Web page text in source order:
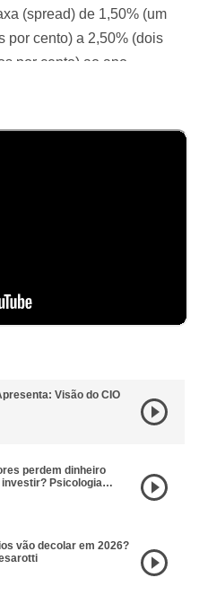
(spread) de 1,50% (um
por cento) a 2,50% (dois
por cento) ao ano,
Rendimentos e a
termos do Capítulo VII do
Visão do CIO
perdem dinheiro
Psicologia
vão decolar em 2026?